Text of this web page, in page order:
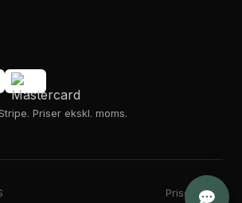
Priser ekskl. moms.
Priser i DKK